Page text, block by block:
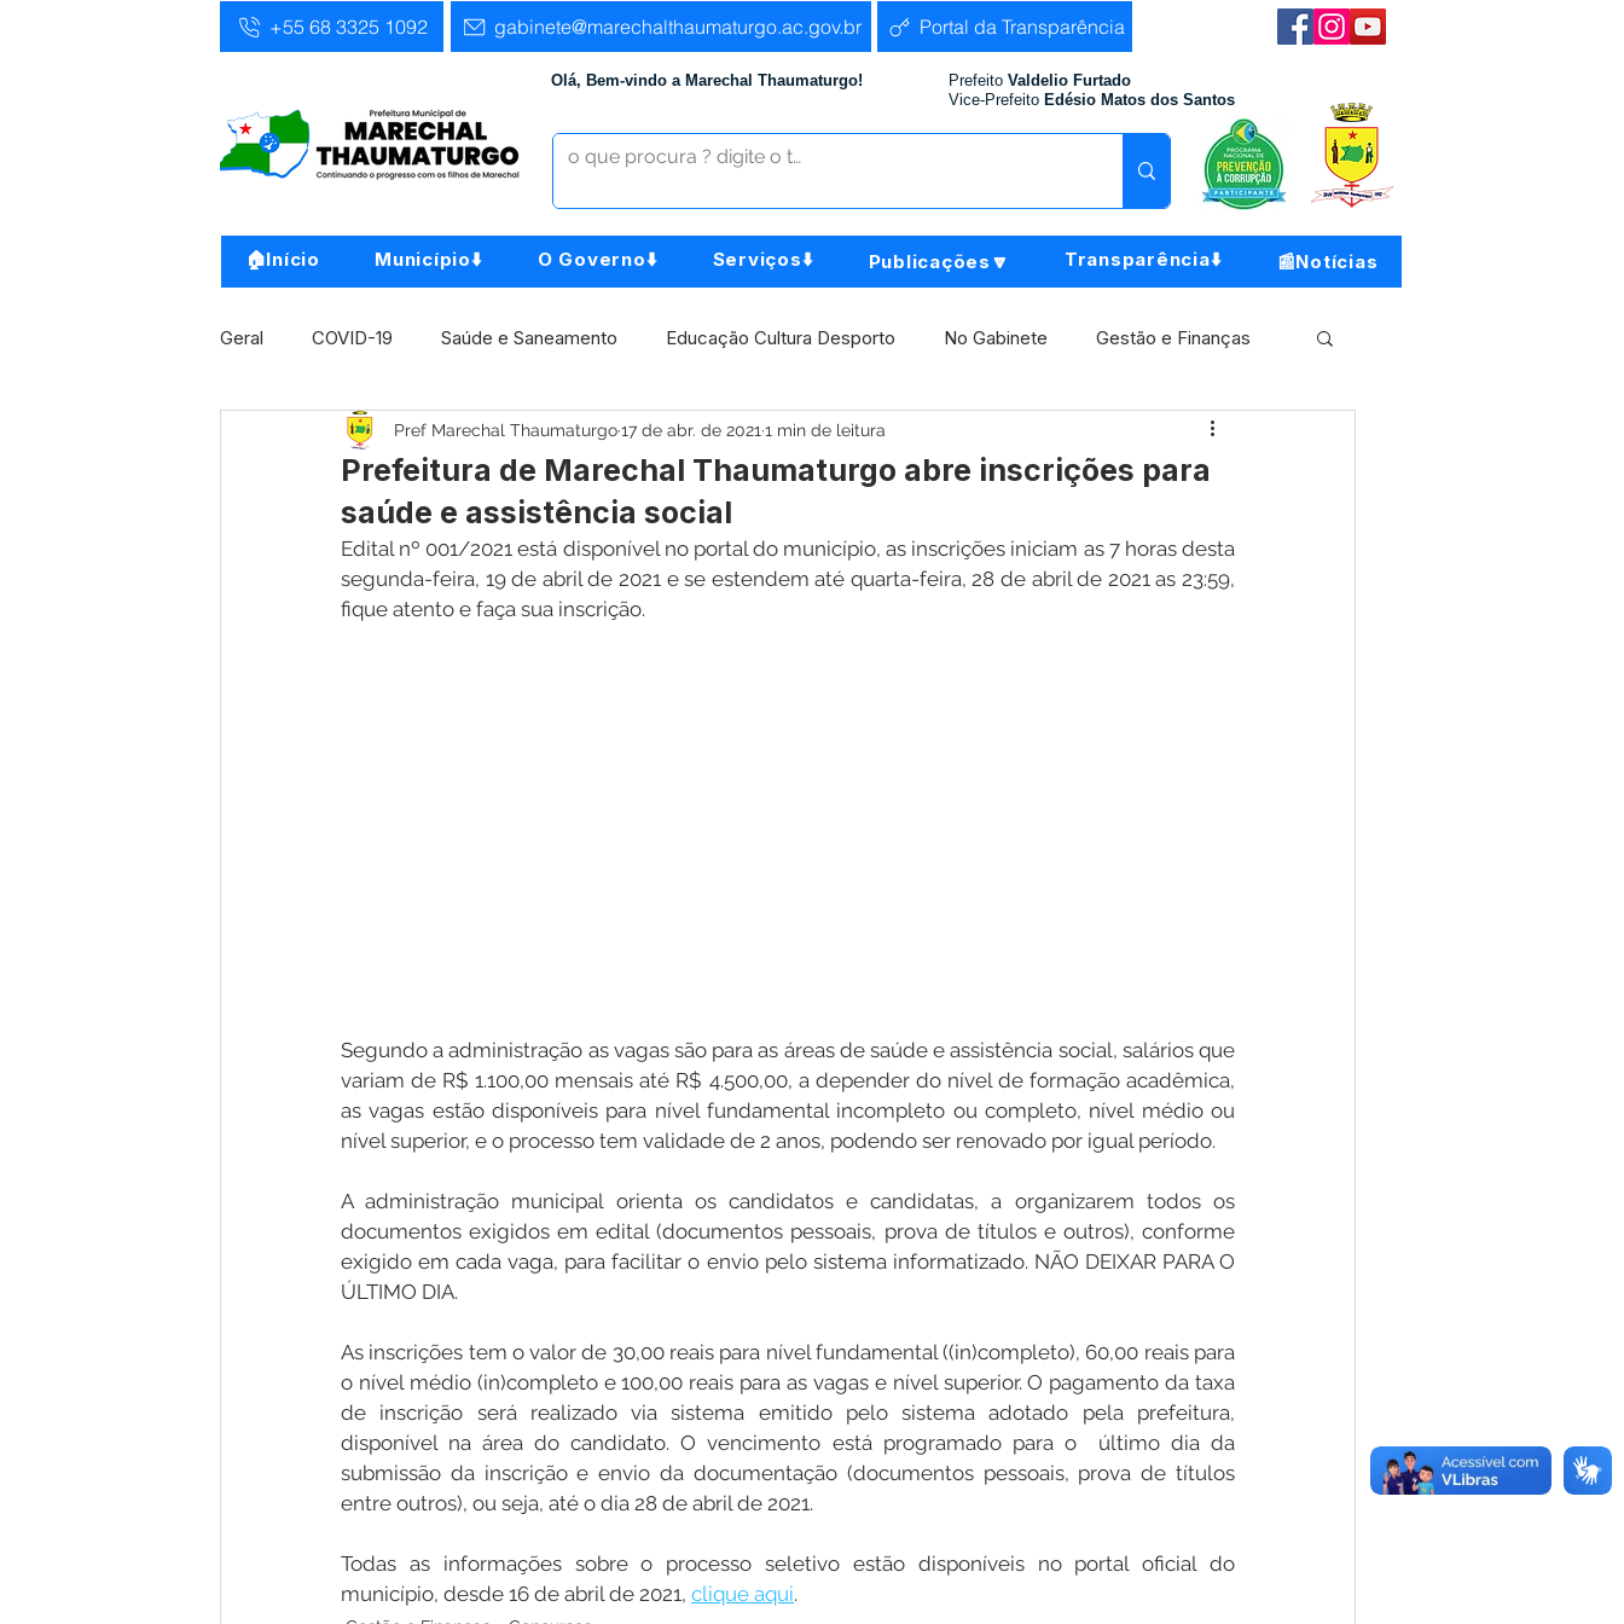
+55 68 3325 1092 gabinete@marechalthaumaturgo.ac.gov.br Portal da Transparência
Olá, Bem-vindo a Marechal Thaumaturgo! Prefeito Valdelio Furtado
Vice-Prefeito Edésio Matos dos Santos
🏠Início Município⬇️ O Governo⬇️ Serviços⬇️ Publicações🔽 Transparência⬇️ 📰Notícias
Geral COVID-19 Saúde e Saneamento Educação Cultura Desporto No Gabinete Gestão e Finanças
Infra, Obra e Transporte Assistência Social Comunidade Agricultura e Produção Meio Ambiente
Concursos Comunicado Institucional e Governo
Nota de Pesar Campanhas Datas Comemorativas
Prefeitura de Marechal Thaumaturgo abre inscrições para
saúde e assistência social
Pref Marechal Thaumaturgo17 de abr. de 2021 1 min de leitura
Edital nº 001/2021 está disponível no portal do município, as inscrições iniciam as 7 horas desta
segunda-feira, 19 de abril de 2021 e se estendem até quarta-feira, 28 de abril de 2021 as 23:59,
fique atento e faça sua inscrição.
Segundo a administração as vagas são para as áreas de saúde e assistência social, salários que
variam de R$ 1.100,00 mensais até R$ 4.500,00, a depender do nível de formação acadêmica,
as vagas estão disponíveis para nível fundamental incompleto ou completo, nível médio ou
nível superior, e o processo tem validade de 2 anos, podendo ser renovado por igual período.
A administração municipal orienta os candidatos e candidatas, a organizarem todos os
documentos exigidos em edital (documentos pessoais, prova de títulos e outros), conforme
exigido em cada vaga, para facilitar o envio pelo sistema informatizado. NÃO DEIXAR PARA O
ÚLTIMO DIA.
As inscrições tem o valor de 30,00 reais para nível fundamental ((in)completo), 60,00 reais para
o nível médio (in)completo e 100,00 reais para as vagas e nível superior. O pagamento da taxa
de inscrição será realizado via sistema emitido pelo sistema adotado pela prefeitura,
disponível na área do candidato. O vencimento está programado para o  último dia da
submissão da inscrição e envio da documentação (documentos pessoais, prova de títulos
entre outros), ou seja, até o dia 28 de abril de 2021.
Todas as informações sobre o processo seletivo estão disponíveis no portal oficial do
município, desde 16 de abril de 2021, clique aqui.